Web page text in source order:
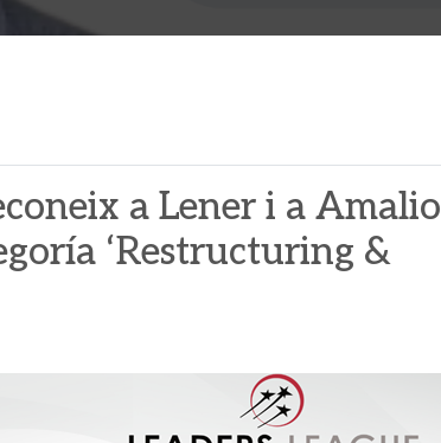
a Lener i a Amalio
‘Restructuring &